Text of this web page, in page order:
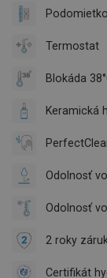
Termostat
Blokáda
Keramická
Odolnosť
Odolnosť
2 roky
Certifikát